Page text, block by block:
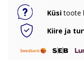
Küsitoote
Kiire ja